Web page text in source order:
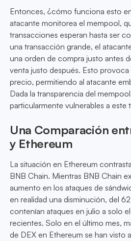
Entonces, ¿cómo funciona esto
atacante monitorea el mempool,
transacciones esperan hasta ser
una transacción grande, el
una orden de compra justo antes
venta justo después. Esto
precio, permitiendo al atacante
Dada la transparencia del
particularmente vulnerables a este
Una Comparación
y Ethereum
La situación en Ethereum
BNB Chain. Mientras BNB Chain
aumento en los ataques de
en realidad una disminución, del
contenían ataques en julio a solo
recientes. Solo en el último mes,
de DEX en Ethereum se han visto